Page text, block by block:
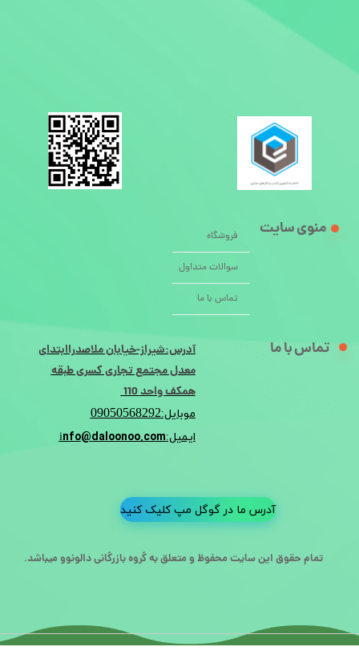
تمام حقوق این سایت محفوظ و متعلق به گروه بازرگانی دالونوو میباشد.
فروشگاه
سوالات متداول
تماس با ما
منوی سایت
تماس با ما
آدرس:شیراز-خیابان ملاصدراابتدای
معدل مجتمع تجاری کسری طبقه
همکف واحد 110
موبایل:09050568292
ایمیل:info@daloonoo.com
آدرس ما در گوگل مپ کلیک کنید